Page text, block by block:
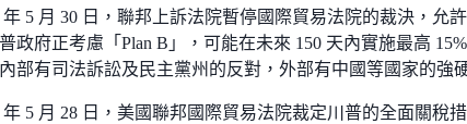
年 5 月 30 日，聯邦上訴法院暫停國際貿易法院的裁決，允
政府正考慮「Plan B」，可能在未來 150 天內實施最高
部有司法訴訟及民主黨州的反對，外部有中國等國家的強
年 5 月 28 日，美國聯邦國際貿易法院裁定川普的全面關稅